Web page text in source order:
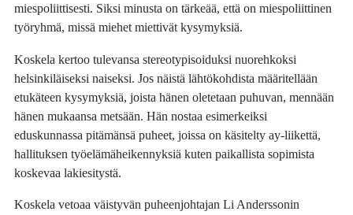
miespoliittisesti. Siksi minusta on tärkeää, että on miespoliittinen
työryhmä, missä miehet miettivät kysymyksiä.
Koskela kertoo tulevansa stereotypisoiduksi nuorehkoksi
helsinkiläiseksi naiseksi. Jos näistä lähtökohdista määritellään
etukäteen kysymyksiä, joista hänen oletetaan puhuvan, mennään
hänen mukaansa metsään. Hän nostaa esimerkeiksi
eduskunnassa pitämänsä puheet, joissa on käsitelty ay-liikettä,
hallituksen työelämäheikennyksiä kuten paikallista sopimista
koskevaa lakiesitystä.
Koskela vetoaa väistyvän puheenjohtajan Li Anderssonin